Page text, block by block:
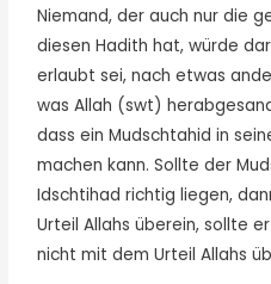
Niemand, der auch nur die
diesen Hadith hat, würde
erlaubt sei, nach etwas
was Allah (swt)
dass ein Mudschtahid in
machen kann. Sollte der
Idschtihad richtig liegen,
Urteil Allahs überein, sollte
nicht mit dem Urteil Allahs